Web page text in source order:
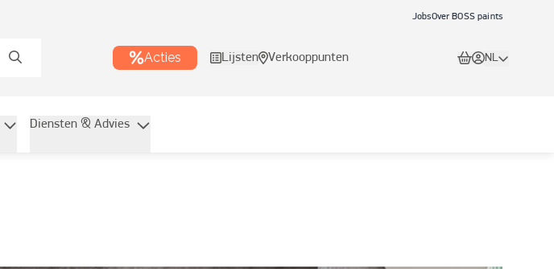
JobsOver BOSS paints
Acties Lijsten Verkooppunten NL
Diensten & Advies